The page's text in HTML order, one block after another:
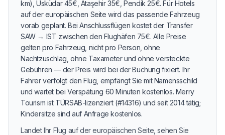
km), Üsküdar 45€, Ataşehir 35€, Pendik 25€. Für Hotels
auf der europäischen Seite wird das passende Fahrzeug
vorab geplant. Bei Anschlussflügen kostet der Transfer
SAW → IST zwischen den Flughäfen 75€. Alle Preise
gelten pro Fahrzeug, nicht pro Person, ohne
Nachtzuschlag, ohne Taxameter und ohne versteckte
Gebühren — der Preis wird bei der Buchung fixiert. Ihr
Fahrer verfolgt den Flug, empfängt Sie mit Namensschild
und wartet bei Verspätung 60 Minuten kostenlos. Merry
Tourism ist TÜRSAB-lizenziert (#14316) und seit 2014 tätig;
Kindersitze sind auf Anfrage kostenlos.
Landet Ihr Flug auf der europäischen Seite, sehen Sie